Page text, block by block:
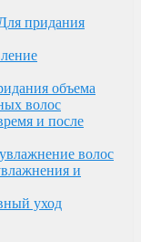
жёлтых оттенков
питания и
за волосами
волос и кожи
кончиков
волос
придания
объема
волос
и после
волос
и
уход